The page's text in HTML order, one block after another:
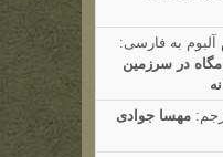
آلبوم به فارسی:
در سرزمین
مهسا جوادی